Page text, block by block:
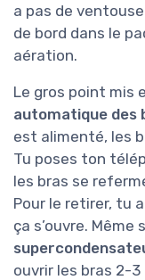
a pas de
de bord dans le
aération.
Le gros point mis
automatique des
est alimenté, les
Tu poses ton
les bras se
Pour le retirer, tu
ça s’ouvre.
ouvrir les bras 2-3